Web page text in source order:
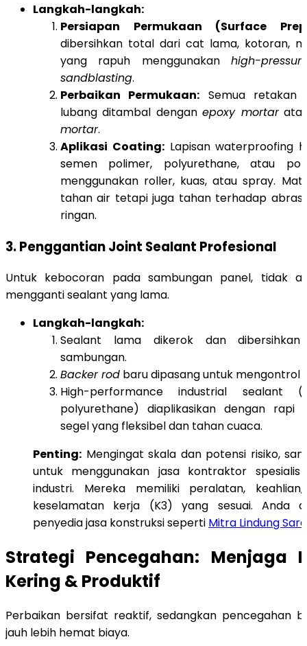
Langkah-langkah:
Persiapan Permukaan (Surface
dibersihkan total dari cat lama, kotoran,
yang rapuh menggunakanhigh-
sandblasting.
Perbaikan Permukaan: Semua retakan
lubang ditambal denganepoxy mortar
mortar.
Aplikasi Coating:Lapisan waterproofing
semen polimer, polyurethane, atau
menggunakan roller, kuas, atau spray.
tahan air tetapi juga tahan terhadap
ringan.
3. Penggantian Joint Sealant Profesional
Untuk kebocoran pada sambungan panel, tidak
mengganti sealant yang lama.
Langkah-langkah:
Sealant lama dikerok dan
sambungan.
Backer rod baru dipasang untuk mengontrol
High-performance industrial sealant
polyurethane) diaplikasikan dengan rapi
segel yang fleksibel dan tahan cuaca.
Penting: Mengingat skala dan potensi risiko,
untuk menggunakan jasa kontraktor spesialis
industri. Mereka memiliki peralatan,
keselamatan kerja (K3) yang sesuai. Anda
penyedia jasa konstruksi seperti Mitra Lindung
Strategi Pencegahan: Menjaga
Kering & Produktif
Perbaikan bersifat reaktif, sedangkan pencegahan
jauh lebih hemat biaya.